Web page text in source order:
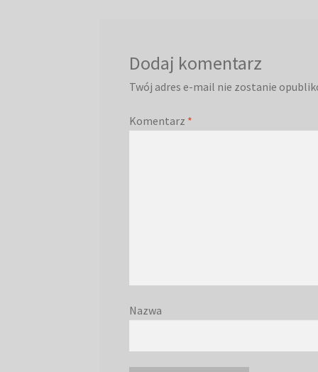
Dodaj komentarz
Twój adres e-mail nie zostanie
Komentarz *
Nazwa